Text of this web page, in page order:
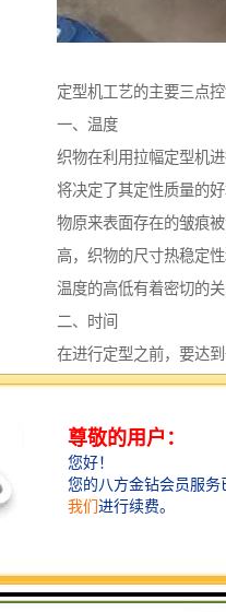
定型机工艺的主要三点控
一、温度
织物在利用拉幅定型机
将决定了其定性质量的
物原来表面存在的皱痕
高，织物的尺寸热稳定
温度的高低有着密切的关
二、时间
在进行定型之前，要达
需要加热了。因此，定
要的时间大约可分下列
间、分子调整时间和冷
通常情况下，对于拉幅
间的控制，而不包括冷